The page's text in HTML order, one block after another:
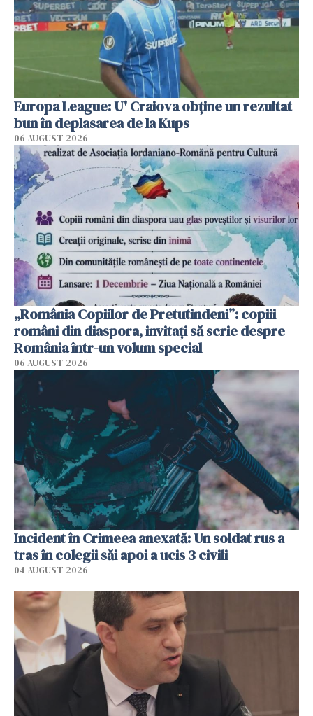
Europa League: U' Craiova obține un rezultat
bun în deplasarea de la Kups
06 AUGUST 2026
„România Copiilor de Pretutindeni”: copiii
români din diaspora, invitați să scrie despre
România într-un volum special
06 AUGUST 2026
Incident în Crimeea anexată: Un soldat rus a
tras în colegii săi apoi a ucis 3 civili
04 AUGUST 2026